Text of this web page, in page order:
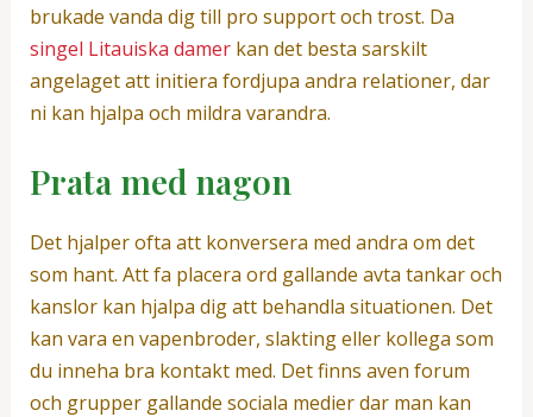
brukade vanda dig till pro support och trost. Da
singel Litauiska damerkan det besta sarskilt
angelaget att initiera fordjupa andra relationer, dar
ni kan hjalpa och mildra varandra.
Prata med nagon
Det hjalper ofta att konversera med andra om det
som hant. Att fa placera ord gallande avta tankar och
kanslor kan hjalpa dig att behandla situationen. Det
kan vara en vapenbroder, slakting eller kollega som
du inneha bra kontakt med. Det finns aven forum
och grupper gallande sociala medier dar man kan